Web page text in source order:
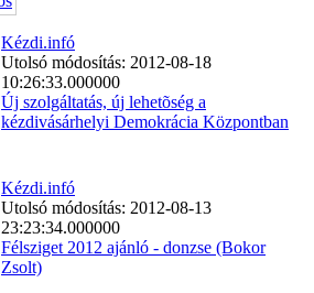
Kézdi.infó
Utolsó módosítás: 2012-08-18
10:26:33.000000
Új szolgáltatás, új lehetõség a
kézdivásárhelyi Demokrácia Központban
Kézdi.infó
Utolsó módosítás: 2012-08-13
23:23:34.000000
Félsziget 2012 ajánló - donzse (Bokor
Zsolt)